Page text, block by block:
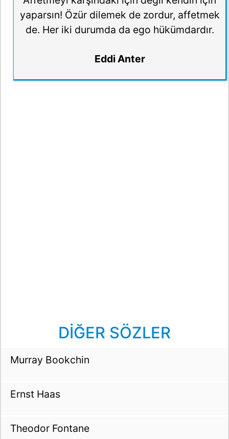
yaparsın! Özür dilemek de zordur, affetmek
de. Her iki durumda da ego hükümdardır.
Eddi Anter
DİĞER SÖZLER
Murray Bookchin
Ernst Haas
Theodor Fontane